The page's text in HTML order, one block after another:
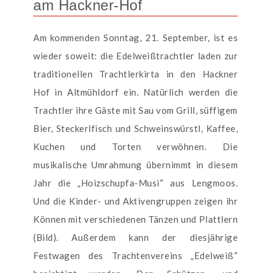
am Hackner-Hof
Am kommenden Sonntag, 21. September, ist es
wieder soweit: die Edelweißtrachtler laden zur
traditionellen Trachtlerkirta in den Hackner
Hof in Altmühldorf ein. Natürlich werden die
Trachtler ihre Gäste mit Sau vom Grill, süffigem
Bier, Steckerlfisch und Schweinswürstl, Kaffee,
Kuchen und Torten verwöhnen. Die
musikalische Umrahmung übernimmt in diesem
Jahr die „Hoizschupfa-Musi“ aus Lengmoos.
Und die Kinder- und Aktivengruppen zeigen ihr
Können mit verschiedenen Tänzen und Plattlern
(Bild). Außerdem kann der diesjährige
Festwagen des Trachtenvereins „Edelweiß“